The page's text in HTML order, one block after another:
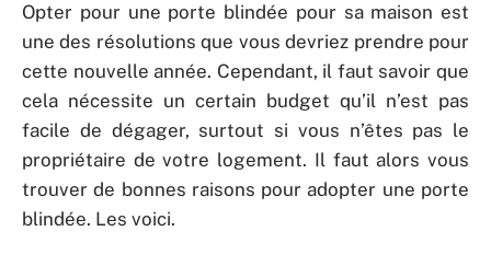
Opter pour une porte blindée pour sa maison est
une des résolutions que vous devriez prendre pour
cette nouvelle année. Cependant, il faut savoir que
cela nécessite un certain budget qu’il n’est pas
facile de dégager, surtout si vous n’êtes pas le
propriétaire de votre logement. Il faut alors vous
trouver de bonnes raisons pour adopter une porte
blindée. Les voici.